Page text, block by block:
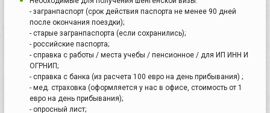
- загранпаспорт (срок действия паспорта не менее 90 дней
после окончания поездки);
- старые загранпаспорта (если сохранились);
- российские паспорта;
- справка с работы / места учебы / пенсионное / для ИП ИНН И
ОГРНИП;
- справка с банка (из расчета 100 евро на день прибывания) ;
- мед. страховка (оформляется у нас в офисе, стоимость от 1
евро на день прибывания);
- опросный лист;